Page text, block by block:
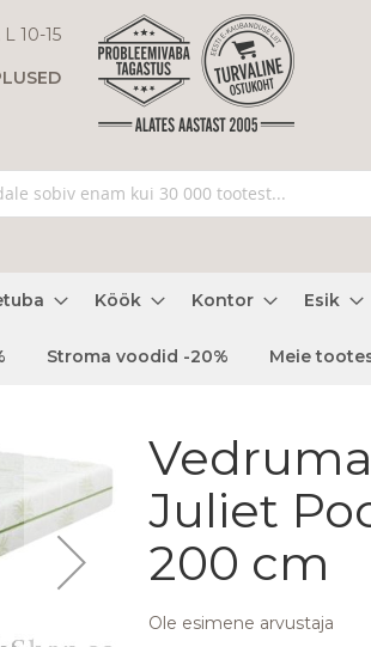
10-15
Köök Kontor Esik
Stroma voodid -20% Meie
Juliet
200 cm
Ole esimene arvustaja